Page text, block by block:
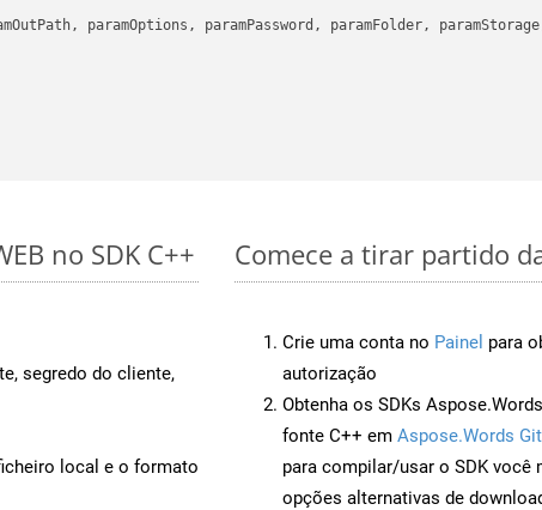
paramOptions, paramPassword, paramFolder,
no SDK C++
segredo do cliente,
local e o formato
Comece a tirar partido
Crie uma conta no Painel para
autorização
Obtenha os SDKs
fonte C++ em Aspose.Words
para compilar/usar o SDK você
opções alternativas de